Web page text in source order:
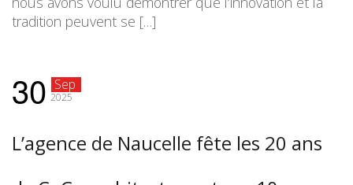
tradition peuvent se […]
30 Sep
2025
L’agence de Naucelle fête les 20 ans